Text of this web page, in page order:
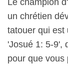
Le champion
un chrétien
tatouer qui est
'Josué 1: 5-9',
pour que vous